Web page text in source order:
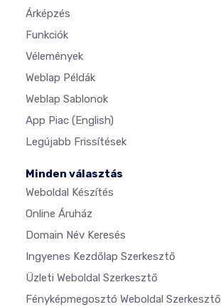
Árképzés
Funkciók
Vélemények
Weblap Példák
Weblap Sablonok
App Piac (English)
Legújabb Frissítések
Minden választás
Weboldal Készítés
Online Áruház
Domain Név Keresés
Ingyenes Kezdőlap Szerkesztő
Üzleti Weboldal Szerkesztő
Fényképmegosztó Weboldal Szerkesztő